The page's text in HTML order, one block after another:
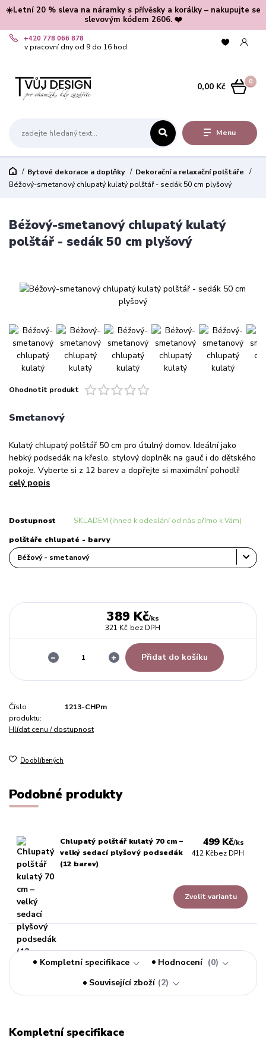
☀️Letní 20 % sleva na náramky s přívěsky a korálky – nakupujte se
slevovým kódem 2606. ❤️
Menu
+420 778 066 878
v pracovní dny od 9 do 16 hod.
0
0,00 Kč
Bytové dekorace a doplňky
Dekorační a relaxační polštáře
Béžový-smetanový chlupatý kulatý polštář - sedák 50 cm plyšový
Béžový-smetanový chlupatý kulatý
polštář - sedák 50 cm plyšový
Ohodnotit produkt
Smetanový
Kulatý chlupatý polštář 50 cm pro útulný domov. Ideální jako
hebký podsedák na křeslo, stylový doplněk na gauč i do dětského
pokoje. Vyberte si z 12 barev a dopřejte si maximální pohodlí!
celý popis
Dostupnost SKLADEM (ihned k odeslání od nás přímo k Vám)
polštáře chlupaté - barvy
389 Kč/ks
321 Kč bez DPH
Přidat do košíku
Číslo
produktu:
1213-CHPm
Hlídat cenu / dostupnost
Do oblíbených
Podobné produkty
Chlupatý polštář kulatý 70 cm –
velký sedací plyšový podsedák
(12 barev)
499 Kč/ks
412 Kčbez DPH
Zvolit variantu
Kompletní specifikace Hodnocení
0
Související zboží 2
Kompletní specifikace